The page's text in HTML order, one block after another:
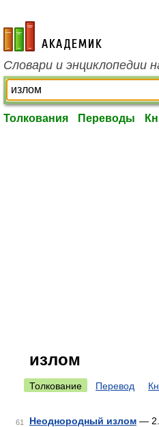
academic.ru
Словари и энциклопедии
Толкования Переводы
излом
Толкование Перевод
61 Неоднородный излом —